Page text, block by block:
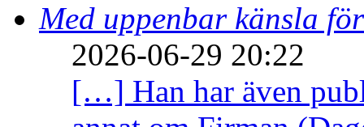
Med uppenbar känsla
2026-06-29 20:22
[…] Han har även